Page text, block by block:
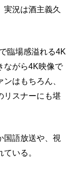
況は酒主義久
臨場感溢れる4K
ながら4K映像で
はもちろん、
リスナーにも堪
語放送や、視
いる。